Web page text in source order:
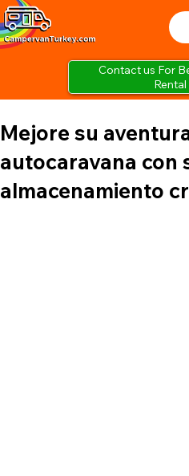
Contact us For
Mejore su
autocaravana con
almacenamiento